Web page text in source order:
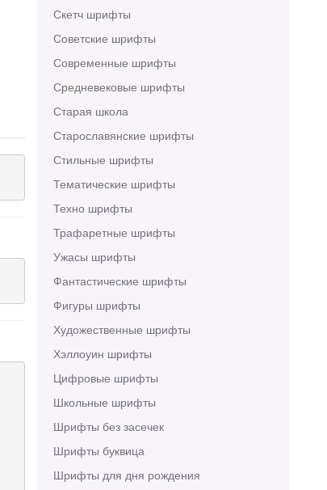
Скетч шрифты
Советские шрифты
Современные шрифты
Средневековые шрифты
Старая школа
Старославянские шрифты
Стильные шрифты
Тематические шрифты
Техно шрифты
Трафаретные шрифты
Ужасы шрифты
Фантастические шрифты
Фигуры шрифты
Художественные шрифты
Хэллоуин шрифты
Цифровые шрифты
Школьные шрифты
Шрифты без засечек
Шрифты буквица
Шрифты для дня рождения